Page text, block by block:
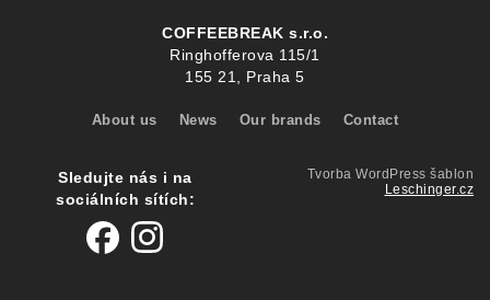
COFFEEBREAK s.r.o.
Ringhofferova 115/1
155 21, Praha 5
About us News Our brands Contact
Sledujte nás i na
sociálních sítích:
Tvorba WordPress šablon
Leschinger.cz